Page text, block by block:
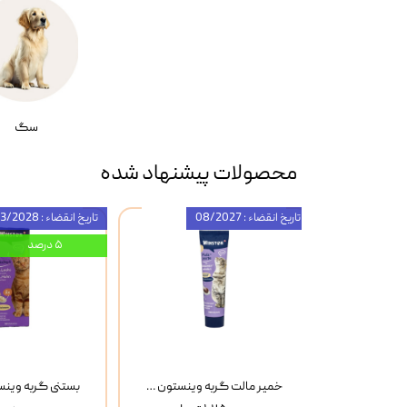
سگ
محصولات پیشنهاد شده
تاریخ انقضاء : 03/2028
۵ درصد
خمیر مالت گربه وینستون Winston Flea Seed Husks وزن 100 گرم
تاریخ انقضاء : 08/2027